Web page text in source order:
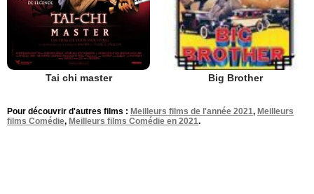
Tai chi master Big Brother
Pour découvrir d'autres films : Meilleurs films de l'année 2021, Meilleurs
films Comédie, Meilleurs films Comédie en 2021.